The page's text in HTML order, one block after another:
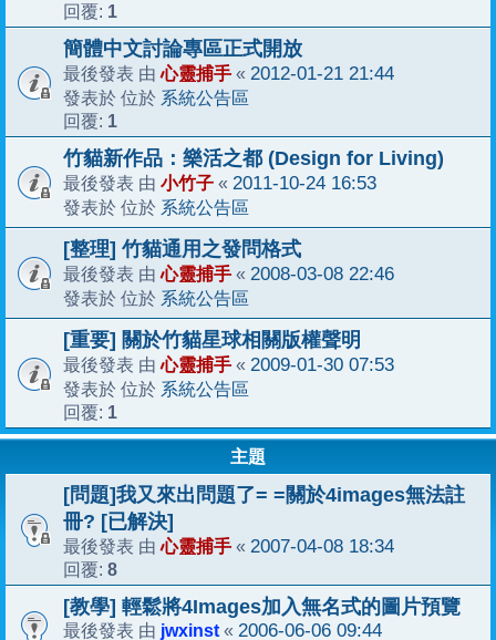
回覆: 1
簡體中文討論專區正式開放
最後發表 由心靈捕手 « 2012-01-21 21:44
發表於 位於 系統公告區
回覆: 1
竹貓新作品：樂活之都 (Design for Living)
最後發表 由 小竹子 « 2011-10-24 16:53
發表於 位於 系統公告區
[整理] 竹貓通用之發問格式
最後發表 由心靈捕手 « 2008-03-08 22:46
發表於 位於 系統公告區
[重要] 關於竹貓星球相關版權聲明
最後發表 由心靈捕手 « 2009-01-30 07:53
發表於 位於 系統公告區
回覆: 1
主題
[問題]我又來出問題了= =關於4images無法註
冊? [已解決]
最後發表 由心靈捕手 « 2007-04-08 18:34
回覆: 8
[教學] 輕鬆將4Images加入無名式的圖片預覽
最後發表 由 jwxinst « 2006-06-06 09:44